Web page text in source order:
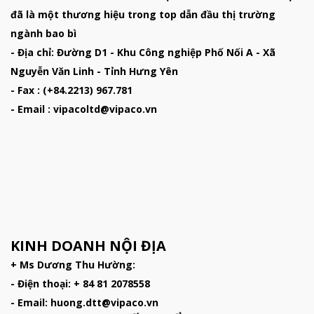
đã là một thương hiệu trong top dẫn đầu thị trường
ngành bao bì
- Địa chỉ: Đường D1 - Khu Công nghiệp Phố Nối A - Xã
Nguyễn Văn Linh - Tỉnh Hưng Yên
- Fax : (+84.2213) 967.781
- Email : vipacoltd@vipaco.vn
KINH DOANH NỘI ĐỊA
+ Ms Dương Thu Hường:
- Điện thoại: + 84 81 2078558
- Email: huong.dtt@vipaco.vn